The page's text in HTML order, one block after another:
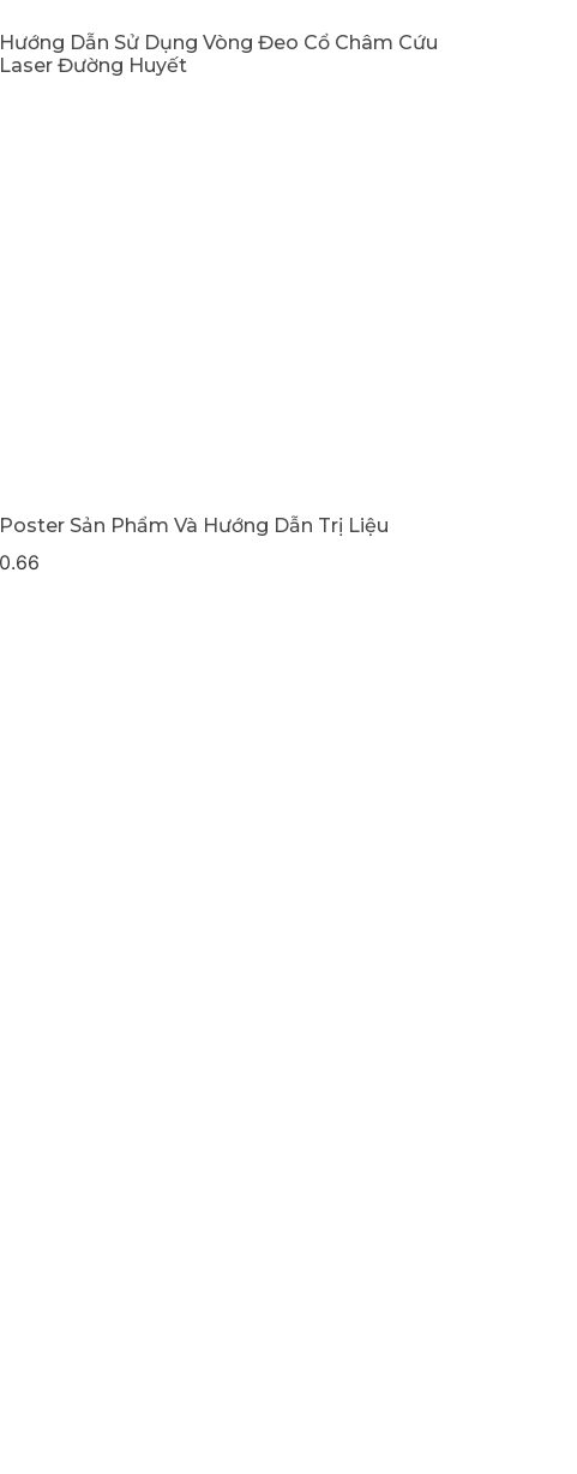
Hướng Dẫn Sử Dụng Vòng Đeo Cổ Châm Cứu
Laser Đường Huyết
Poster Sản Phẩm Và Hướng Dẫn Trị Liệu